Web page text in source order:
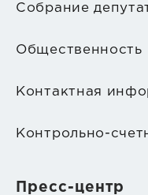
Собрание
Общественность
Контактная
Контрольно-
Пресс-центр